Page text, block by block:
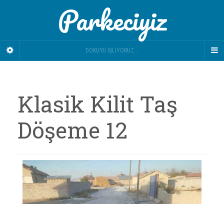
Parkeciyiz
DOKUYU İŞLIYORUZ...
Klasik Kilit Taş
Döşeme 12